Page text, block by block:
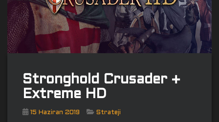
Stronghold Crusader +
Extreme HD
15 Haziran 2019 Strateji